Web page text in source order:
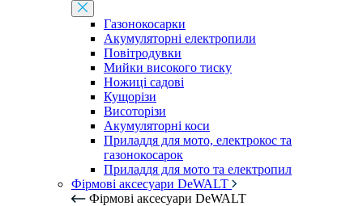
Газонокосарки
Акумуляторні електропили
Повітродувки
Мийки високого тиску
Ножиці садові
Кущорізи
Висоторізи
Акумуляторні коси
Приладдя для мото, електрокос та
газонокосарок
Приладдя для мото та електропил
Фірмові аксесуари DeWALT
Фірмові аксесуари DeWALT